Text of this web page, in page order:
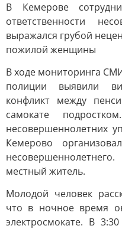
В Кемерове
ответственности
выражался грубой
пожилой женщины
В ходе мониторинга
полиции выявили
конфликт между
самокате
несовершеннолетних
Кемерово
местный житель.
Молодой человек
что в ночное время
электросмокате. В